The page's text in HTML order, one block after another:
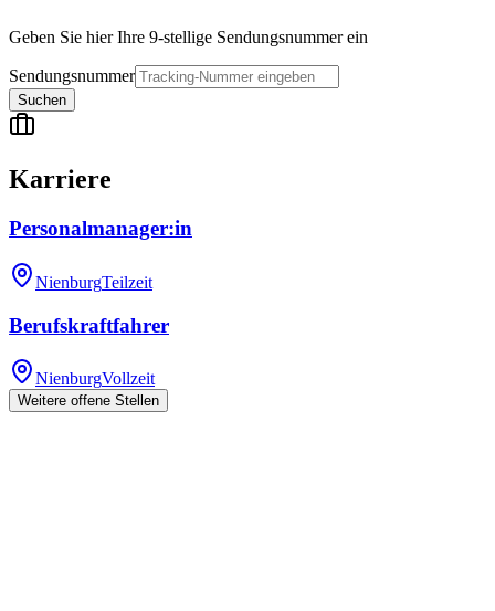
Geben Sie hier Ihre 9-stellige Sendungsnummer ein
Sendungsnummer
Suchen
Karriere
Personalmanager:in
NienburgTeilzeit
Berufskraftfahrer
NienburgVollzeit
Weitere offene Stellen